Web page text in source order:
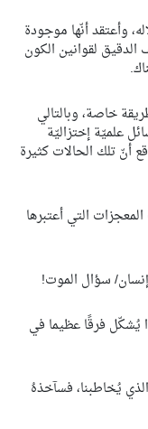
وأعتقد أنّها موجودة
الدقيق لقوانين الكون
خاصة، وبالتالي
علميّة إختزاليّة
أنّ تلك الحالات كثيرة
المعجزات التي أعتبرها
إنسان/ سؤال الموت!
يُشكّل فرقًا عظيما في
يُخاطبنا، فسآخذهُ